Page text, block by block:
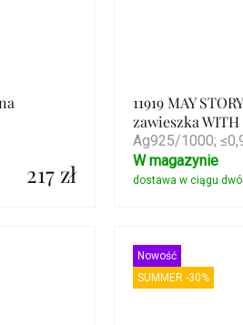
217 zł
11919 MAY
zawieszka WITH
Ag925/1000;
W magazynie
Nowość
SUMMER -30%